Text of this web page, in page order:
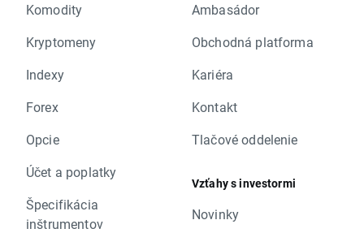
Komodity
Kryptomeny
Indexy
Forex
Opcie
Účet a poplatky
Špecifikácia
inštrumentov
Ambasádor
Obchodná platforma
Kariéra
Kontakt
Tlačové oddelenie
Vzťahy s investormi
Novinky